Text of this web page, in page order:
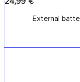
24,99 €
External